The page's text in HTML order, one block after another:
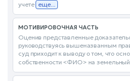
учете еще...
МОТИВИРОВОЧНАЯ ЧАСТЬ
Оценив представленные
руководствуясь вышеназванным
суд приходит к выводу о том, что
собственности <ФИО> на